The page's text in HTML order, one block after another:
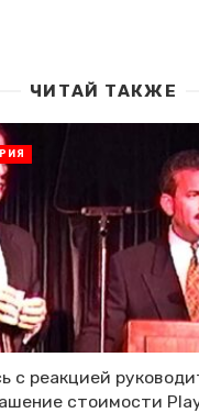
ЧИТАЙ ТАКЖЕ
с реакцией
стоимости